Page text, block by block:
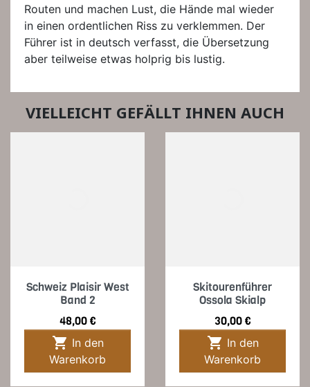
Routen und machen Lust, die Hände mal wieder
in einen ordentlichen Riss zu verklemmen. Der
Führer ist in deutsch verfasst, die Übersetzung
aber teilweise etwas holprig bis lustig.
VIELLEICHT GEFÄLLT IHNEN AUCH
Schweiz Plaisir West
Band 2
Preis
48,00 €

Warenkorb
Skitourenführer
Ossola Skialp
Preis
30,00 €

Warenkorb